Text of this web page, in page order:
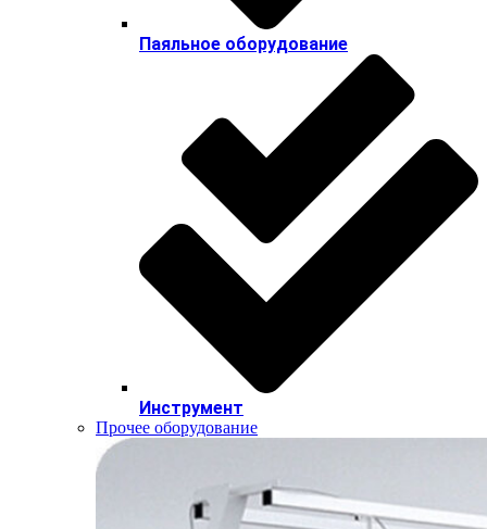
Паяльное оборудование
Инструмент
Прочее оборудование